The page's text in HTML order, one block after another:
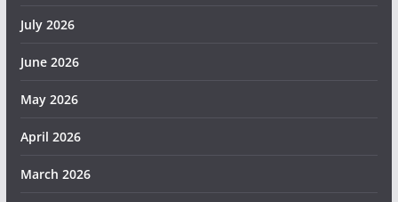
July 2026
June 2026
May 2026
April 2026
March 2026